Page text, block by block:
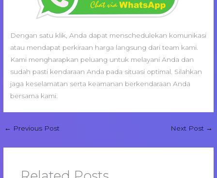
Dengan satu klik, Anda dapat menschedulekan komunikasi
atau mendapat perkiraan harga langsung dari team kami.
Kami mengharapkan peluang untuk melayani Anda dan
sudah pasti kendaraan Anda pada situasi optimal. Silahkan
jaga keselamatan serta keamanan berkendaraan Anda
bersama kami.
← Previous Post Next Post →